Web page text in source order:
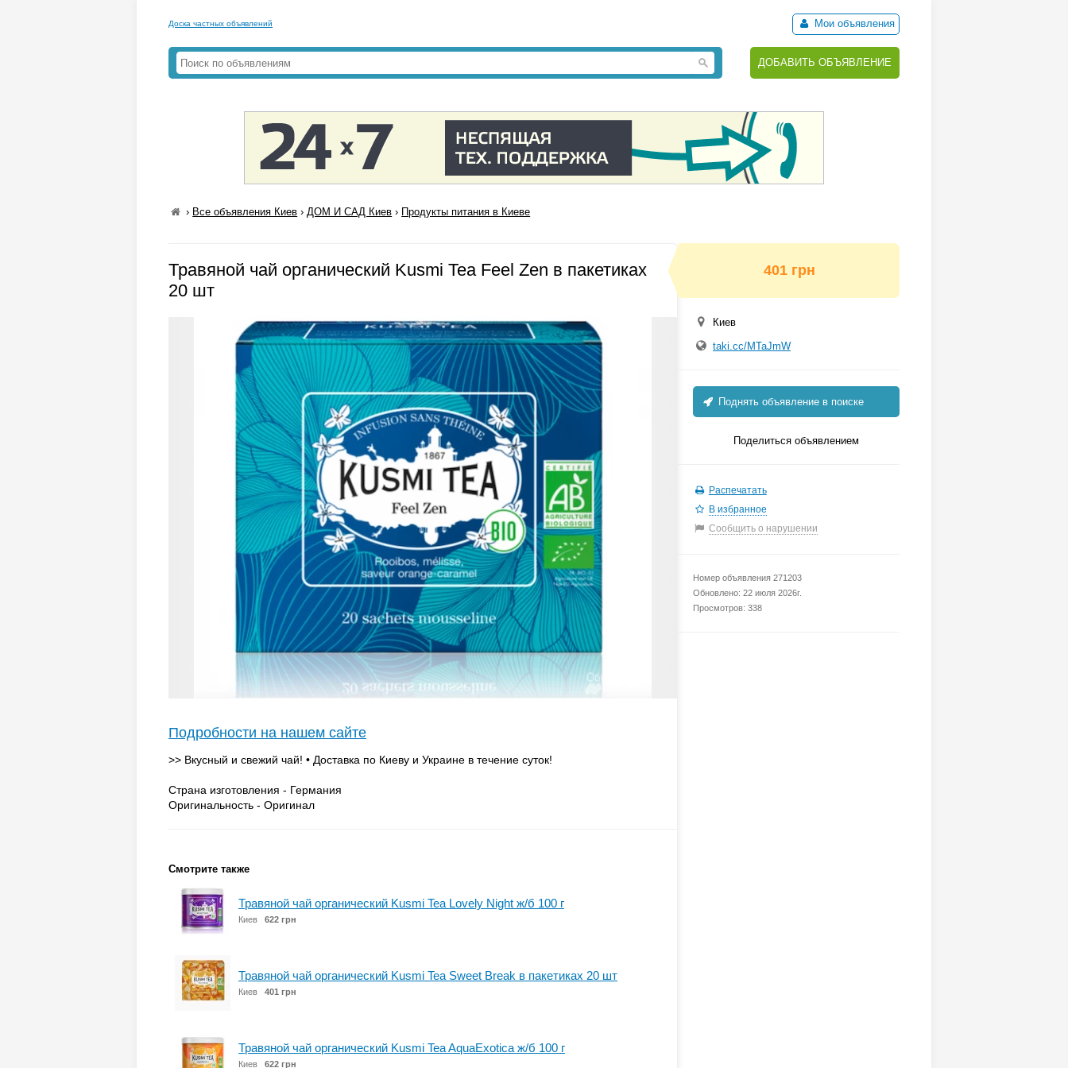
Доска частных объявлений Мои объявления
ДОБАВИТЬ ОБЪЯВЛЕНИЕ
› Все объявления Киев ›ДОМ И САД Киев › Продукты питания в Киеве
Травяной чай органический Kusmi Tea Feel Zen в пакетиках
20 шт
Подробности на нашем сайте
>> Вкусный и свежий чай! • Доставка по Киеву и Украине в течение суток!
Страна изготовления - Германия
Оригинальность - Оригинал
Смотрите также
Травяной чай органический Kusmi Tea Lovely Night ж/б 100 г
Киев 622 грн
Травяной чай органический Kusmi Tea Sweet Break в пакетиках 20 шт
Киев 401 грн
Травяной чай органический Kusmi Tea AquaExotica ж/б 100 г
Киев 622 грн
401 грн
Киев
taki.cc/MTaJmW
Поднять объявление в поиске
Поделиться объявлением
Распечатать
В избранное
Сообщить о нарушении
Номер объявления 271203
Обновлено: 22 июля 2026г.
Просмотров: 338